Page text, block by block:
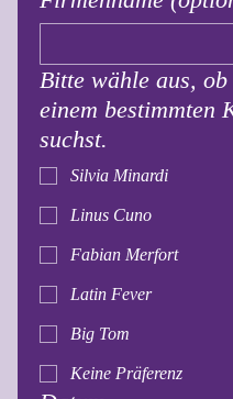
Bitte wähle aus, ob
einem bestimmten
suchst.
Silvia Minardi
Linus Cuno
Fabian Merfort
Latin Fever
Big Tom
Keine Präferenz